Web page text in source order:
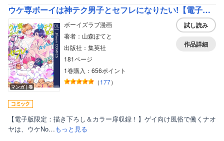
ウケ専ボーイは神テク男子とセフレになりたい!【電子限定描き下ろし付き】
マンガ｜巻
ボーイズラブ漫画
著者：山森ぽてと
出版社：集英社
181ページ
1巻購入：656ポイント
（177）
試し読み
作品詳細
【電子版限定：描き下ろし＆カラー扉収録！】ゲイ向け風俗で働くナオ
ヤは、ウケNo…もっと見る